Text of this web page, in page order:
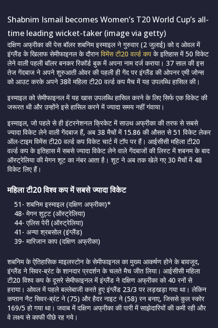
Shabnim Ismail becomes Women’s T20 World Cup’s all-
time leading wicket-taker (image via getty)
दक्षिण अफ्रीका की पेस बॉलर शबनिम इस्माइल ने गुरुवार (2 जुलाई) को द ओवल में
इंग्लैंड के खिलाफ सेमीफाइनल के दौरान विमेंस टी20 वर्ल्ड कप के इतिहास में 50 विकेट
लेने वाली पहली बॉलर बनकर रिकॉर्ड बुक में अपना नाम दर्ज कराया। 37 साल की इस
तेज गेंदबाज ने अपने शुरुआती ओवर की पहली ही गेंद पर इंग्लैंड की ओपनर एमी जोन्स
को आउट करके अपने 38वें महिला टी20 वर्ल्ड कप मैच में यह उपलब्धि हासिल की।
इस्माइल को सेमीफाइनल में यह खास उपलब्धि हासिल करने के लिए सिर्फ एक विकेट की
जरूरत थी और उन्होंने इसे हासिल करने में ज्यादा समय नहीं गंवाया।
इस्माइल, जो पहले से ही इंटरनेशनल क्रिकेट में साउथ अफ्रीका की तरफ से सबसे
ज्यादा विकेट लेने वाली गेंदबाज हैं, अब 38 मैचों में 15.86 की औसत से 51 विकेट लेकर
ऑल-टाइम विमेंस टी20 वर्ल्ड कप विकेट चार्ट में टॉप पर हैं। आईसीसी महिला टी20
वर्ल्ड कप के इतिहास में सबसे ज्यादा विकेट लेने वाले गेंदबाजों की लिस्ट में शबनम के बाद
ऑस्ट्रेलिया की मेगन शूट का नंबर आता है। शूट ने अब तक खेले गए 30 मैचों में 48
विकेट लिए हैं।
महिला टी20 विश्व कप में सबसे ज्यादा विकेट
51- शबनिम इस्माइल (दक्षिण अफ्रीका)*
48- मेगन शुट्ट (ऑस्ट्रेलिया)
44- एलिस पेरी (ऑस्ट्रेलिया)
41- अन्या श्रबसोल (इंग्लैंड)
39- मारिजान काप (दक्षिण अफ्रीका)
शबनिम के ऐतिहासिक माइलस्टोन के सेमीफाइनल का मुख्य आकर्षण होने के बावजूद,
इंग्लैंड ने सिवर-ब्रंट के शानदार प्रदर्शन के चलते मैच जीत लिया। आईसीसी महिला
टी20 विश्व कप के दूसरे सेमीफाइनल में इंग्लैंड ने दक्षिण अफ्रीका को 40 रनों से
हराया। ओवल में पहले बल्लेबाजी करते हुए इंग्लैंड 23/3 पर लड़खड़ा गया था। लेकिन
कप्तान नैट सिवर-ब्रंट ने (75) और हैदर नाइट ने (58) रन बनाए, जिससे कुल स्कोर
169/5 हो गया था। जवाब में दक्षिण अफ्रीका की पारी में साझेदारियों की कमी रही और
वे लक्ष्य से काफी पीछे रह गये।